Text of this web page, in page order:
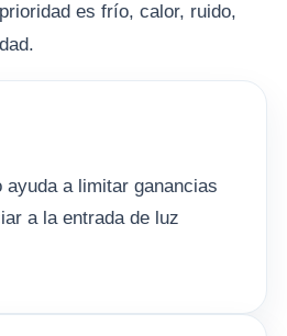
es frío, calor, ruido,
ayuda a limitar ganancias
a la entrada de luz